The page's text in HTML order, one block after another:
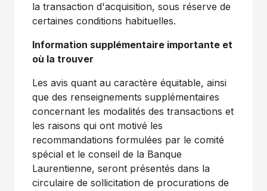
la transaction d'acquisition, sous réserve de
certaines conditions habituelles.
Information supplémentaire importante et
où la trouver
Les avis quant au caractère équitable, ainsi
que des renseignements supplémentaires
concernant les modalités des transactions et
les raisons qui ont motivé les
recommandations formulées par le comité
spécial et le conseil de la Banque
Laurentienne, seront présentés dans la
circulaire de sollicitation de procurations de